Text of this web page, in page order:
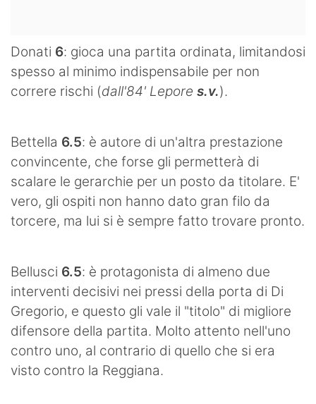
Donati 6: gioca una partita ordinata, limitandosi
spesso al minimo indispensabile per non
correre rischi (dall'84' Lepore s.v.).
Bettella 6.5: è autore di un'altra prestazione
convincente, che forse gli permetterà di
scalare le gerarchie per un posto da titolare. E'
vero, gli ospiti non hanno dato gran filo da
torcere, ma lui si è sempre fatto trovare pronto.
Bellusci 6.5: è protagonista di almeno due
interventi decisivi nei pressi della porta di Di
Gregorio, e questo gli vale il "titolo" di migliore
difensore della partita. Molto attento nell'uno
contro uno, al contrario di quello che si era
visto contro la Reggiana.